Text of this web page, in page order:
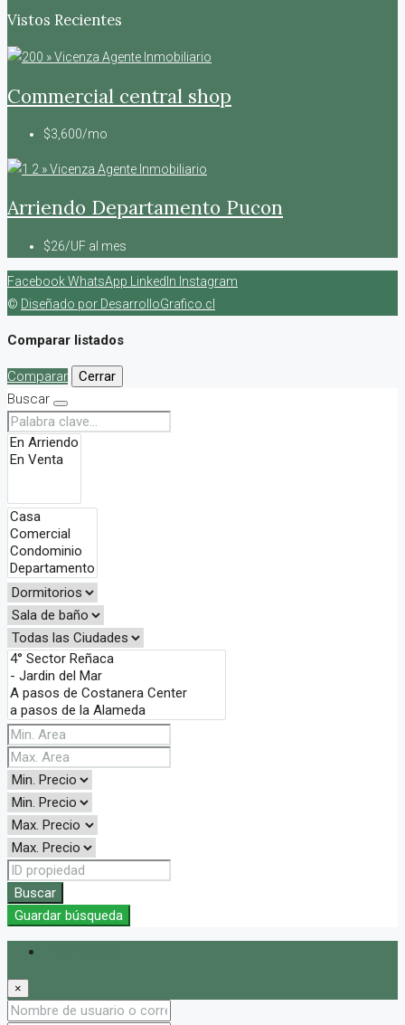
Vistos Recientes
Commercial central shop
$3,600/mo
Arriendo Departamento Pucon
$26/UF al mes
FacebookWhatsApp LinkedIn Instagram
© Diseñado por DesarrolloGrafico.cl
Comparar listados
Comparar
Cerrar
Buscar
Buscar
Guardar búsqueda
×